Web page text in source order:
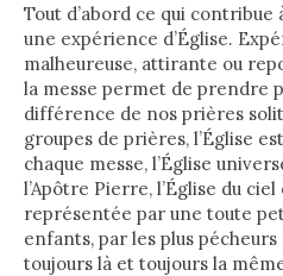
Tout d’abord ce qui contribue
une expérience d’Église.
malheureuse, attirante ou
la messe permet de prendre
différence de nos prières
groupes de prières, l’Église
chaque messe, l’Église
l’Apôtre Pierre, l’Église du
représentée par une toute
enfants, par les plus
toujours là et toujours la